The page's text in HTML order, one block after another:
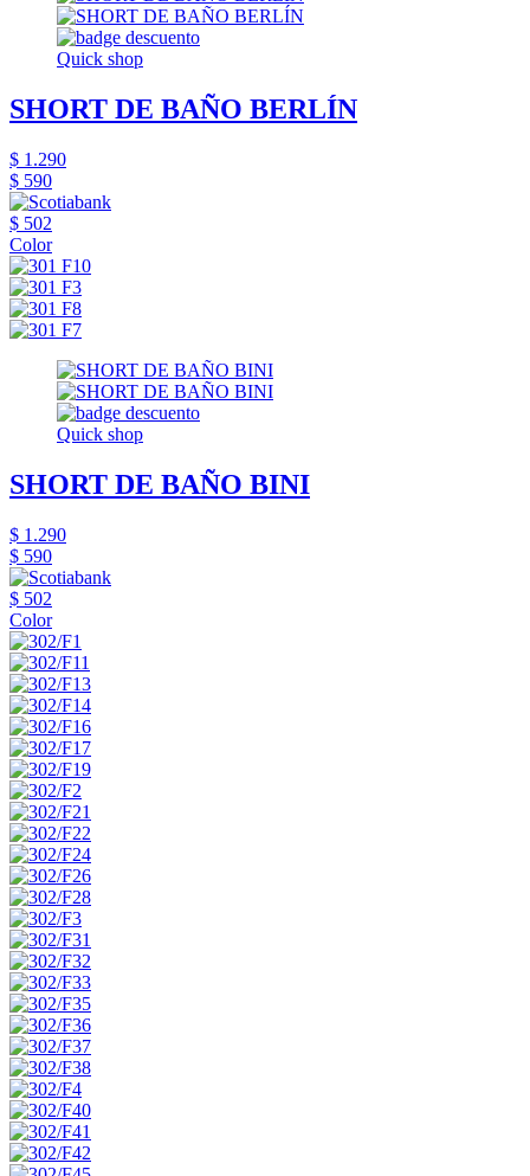
Quick shop
SHORT DE BAÑO BERLÍN
$ 1.290
$ 590
$ 502
Color
Quick shop
SHORT DE BAÑO BINI
$ 1.290
$ 590
$ 502
Color